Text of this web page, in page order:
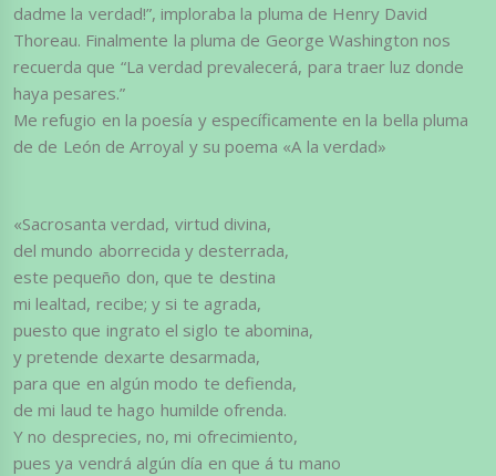
dadme la verdad!”, imploraba la pluma de Henry David
Thoreau. Finalmente la pluma de George Washington nos
recuerda que “La verdad prevalecerá, para traer luz donde
haya pesares.”
Me refugio en la poesía y específicamente en la bella pluma
de de León de Arroyal y su poema «A la verdad»
«Sacrosanta verdad, virtud divina,
del mundo aborrecida y desterrada,
este pequeño don, que te destina
mi lealtad, recibe; y si te agrada,
puesto que ingrato el siglo te abomina,
y pretende dexarte desarmada,
para que en algún modo te defienda,
de mi laud te hago humilde ofrenda.
Y no desprecies, no, mi ofrecimiento,
pues ya vendrá algún día en que á tu mano